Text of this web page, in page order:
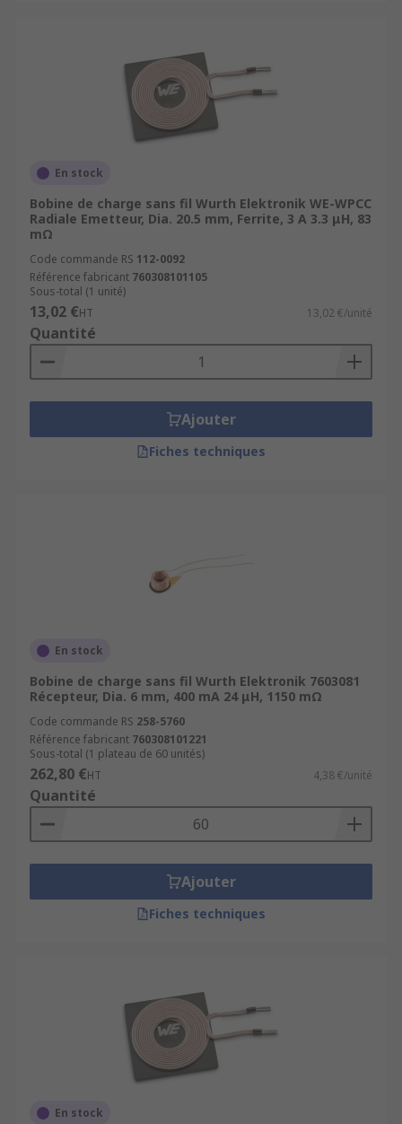
En stock
Bobine de charge sans fil Wurth Elektronik WE-WPCC
Radiale Emetteur, Dia. 20.5 mm, Ferrite, 3 A 3.3 μH, 83
mΩ
Code commande RS 112-0092
Référence fabricant 760308101105
Sous-total (1 unité)
13,02 €HT 13,02 €/unité
Quantité
Ajouter
Fiches techniques
En stock
Bobine de charge sans fil Wurth Elektronik 7603081
Récepteur, Dia. 6 mm, 400 mA 24 μH, 1150 mΩ
Code commande RS 258-5760
Référence fabricant 760308101221
Sous-total (1 plateau de 60 unités)
262,80 €HT 4,38 €/unité
Quantité
Ajouter
Fiches techniques
En stock